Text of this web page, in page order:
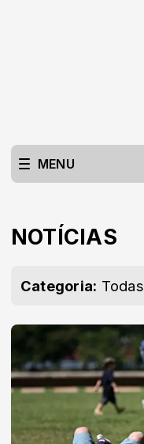
MENU
NOTÍCIAS
Categoria: Todas